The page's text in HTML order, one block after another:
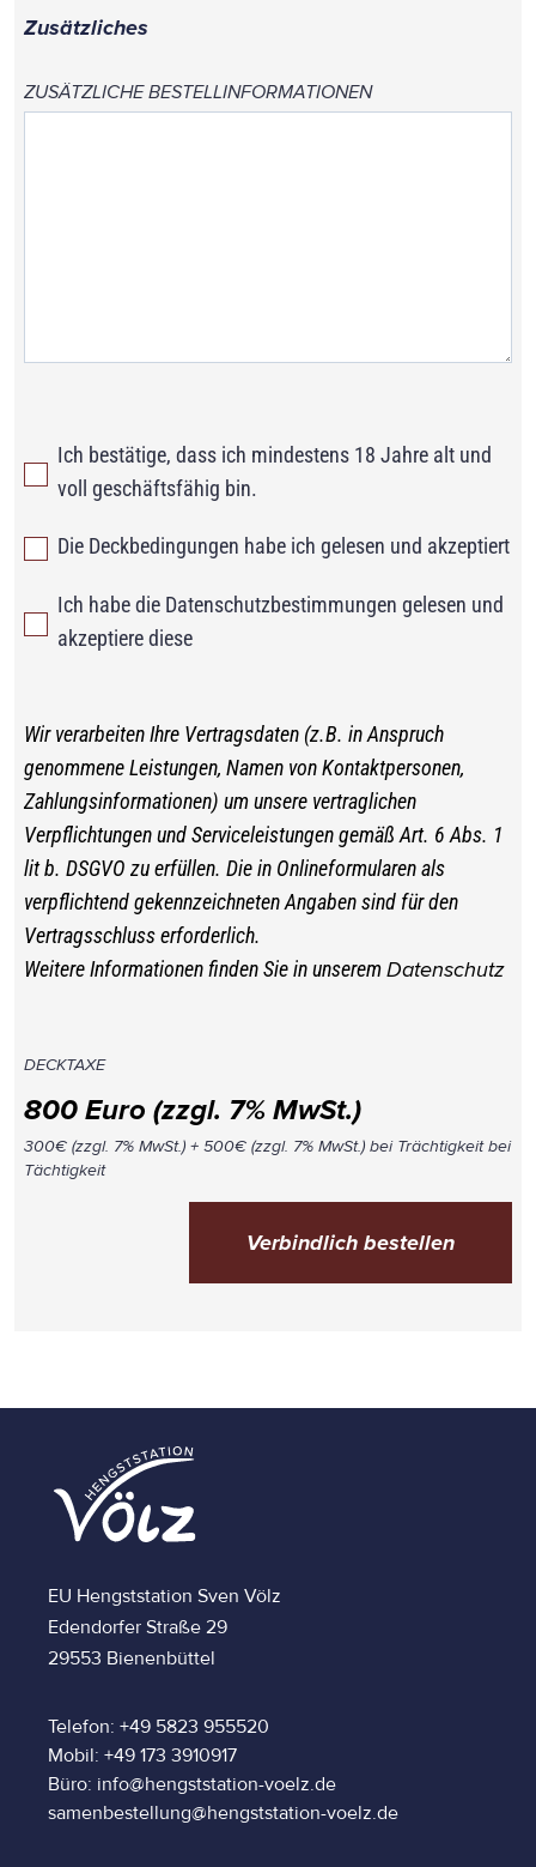
Zusätzliches
ZUSÄTZLICHE BESTELLINFORMATIONEN
Ich bestätige, dass ich mindestens 18 Jahre alt und
voll geschäftsfähig bin.
Die Deckbedingungen habe ich gelesen und akzeptiert
Ich habe die Datenschutzbestimmungen gelesen und
akzeptiere diese
Wir verarbeiten Ihre Vertragsdaten (z.B. in Anspruch
genommene Leistungen, Namen von Kontaktpersonen,
Zahlungsinformationen) um unsere vertraglichen
Verpflichtungen und Serviceleistungen gemäß Art. 6 Abs. 1
lit b. DSGVO zu erfüllen. Die in Onlineformularen als
verpflichtend gekennzeichneten Angaben sind für den
Vertragsschluss erforderlich.
Weitere Informationen finden Sie in unseremDatenschutz
DECKTAXE
800 Euro (zzgl. 7% MwSt.)
300€ (zzgl. 7% MwSt.) + 500€ (zzgl. 7% MwSt.) bei Trächtigkeit bei
Tächtigkeit
Verbindlich bestellen
EU Hengststation Sven Völz
Edendorfer Straße 29
29553 Bienenbüttel
Telefon: +49 5823 955520
Mobil: +49 173 3910917
Büro: info@hengststation-voelz.de
samenbestellung@hengststation-voelz.de